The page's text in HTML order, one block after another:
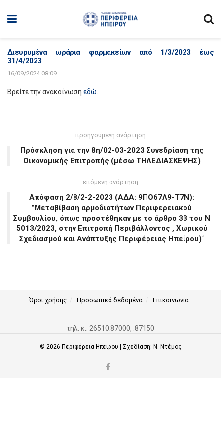
Διευρυμένα ωράρια φαρμακείων από 1/3/2023 έως
31/4/2023
16/09/2024 08:09
Βρείτε την ανακοίνωση εδώ
προηγούμενη ανάρτηση
Πρόσκληση για την 8η/02-03-2023 Συνεδρίαση της
Οικονομικής Επιτροπής (μέσω ΤΗΛΕΔΙΑΣΚΕΨΗΣ)
επόμενη ανάρτηση
Απόφαση 2/8/2-2-2023 (ΑΔΑ: 9ΠΟ67Λ9-Τ7Ν):
”Μεταβίβαση αρμοδιοτήτων Περιφερειακού
Συμβουλίου, όπως προστέθηκαν με το άρθρο 33 του Ν
5013/2023, στην Επιτροπή Περιβάλλοντος , Χωρικού
Σχεδιασμού και Ανάπτυξης Περιφέρειας Ηπείρου)΄
Όροι χρήσης Προσωπικά δεδομένα Επικοινωνία
τηλ. κ.: 26510.87000, .87150
© 2026 Περιφέρεια Ηπείρου | Σχεδίαση: Ν. Ντέμος